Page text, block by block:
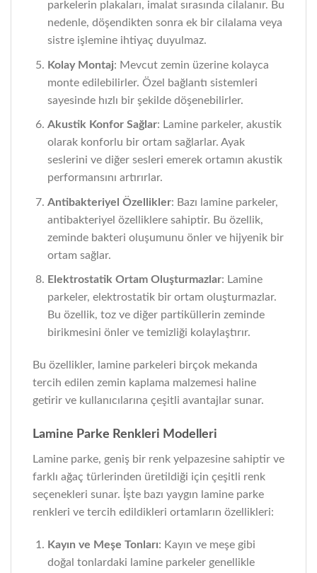
parkelerin plakaları, imalat sırasında cilalanır. Bu
nedenle, döşendikten sonra ek bir cilalama veya
sistre işlemine ihtiyaç duyulmaz.
Kolay Montaj: Mevcut zemin üzerine kolayca
monte edilebilirler. Özel bağlantı sistemleri
sayesinde hızlı bir şekilde döşenebilirler.
Akustik Konfor Sağlar: Lamine parkeler, akustik
olarak konforlu bir ortam sağlarlar. Ayak
seslerini ve diğer sesleri emerek ortamın akustik
performansını artırırlar.
Antibakteriyel Özellikler: Bazı lamine parkeler,
antibakteriyel özelliklere sahiptir. Bu özellik,
zeminde bakteri oluşumunu önler ve hijyenik bir
ortam sağlar.
Elektrostatik Ortam Oluşturmazlar: Lamine
parkeler, elektrostatik bir ortam oluşturmazlar.
Bu özellik, toz ve diğer partiküllerin zeminde
birikmesini önler ve temizliği kolaylaştırır.
Bu özellikler, lamine parkeleri birçok mekanda
tercih edilen zemin kaplama malzemesi haline
getirir ve kullanıcılarına çeşitli avantajlar sunar.
Lamine Parke Renkleri Modelleri
Lamine parke, geniş bir renk yelpazesine sahiptir ve
farklı ağaç türlerinden üretildiği için çeşitli renk
seçenekleri sunar. İşte bazı yaygın lamine parke
renkleri ve tercih edildikleri ortamların özellikleri:
Kayın ve Meşe Tonları: Kayın ve meşe gibi
doğal tonlardaki lamine parkeler genellikle